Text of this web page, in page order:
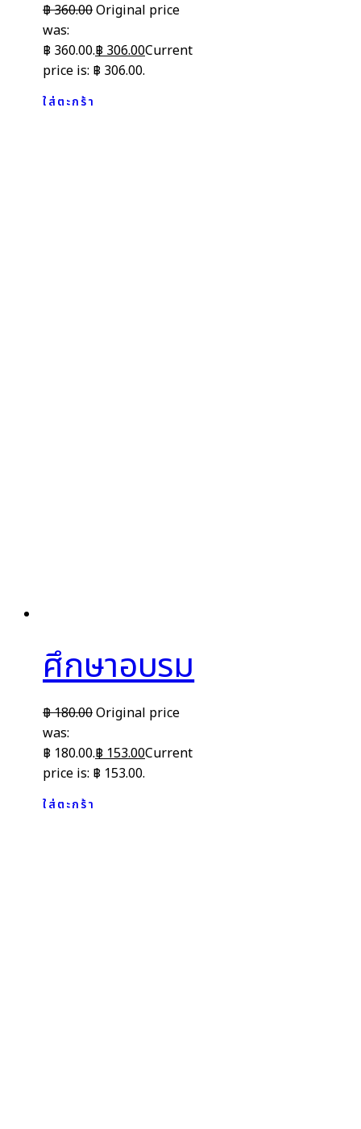
฿360.00Original price
was:
฿ 360.00.฿306.00Current
price is: ฿ 306.00.
ใส่ตะกร้า
ศึกษาอบรม
฿180.00Original price
was:
฿ 180.00.฿ 153.00Current
price is: ฿ 153.00.
ใส่ตะกร้า